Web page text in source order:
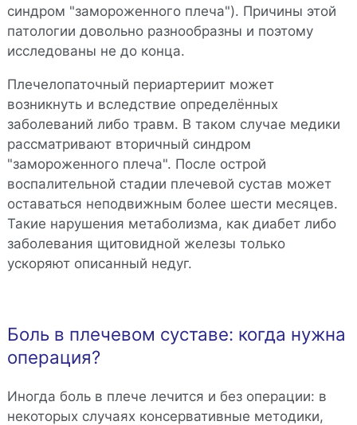
синдром "замороженного плеча"). Причины этой
патологии довольно разнообразны и поэтому
исследованы не до конца.
Плечелопаточный периартериит может
возникнуть и вследствие определённых
заболеваний либо травм. В таком случае медики
рассматривают вторичный синдром
"замороженного плеча". После острой
воспалительной стадии плечевой сустав может
оставаться неподвижным более шести месяцев.
Такие нарушения метаболизма, как диабет либо
заболевания щитовидной железы только
ускоряют описанный недуг.
Боль в плечевом суставе: когда нужна
операция?
Иногда боль в плече лечится и без операции: в
некоторых случаях консервативные методики,